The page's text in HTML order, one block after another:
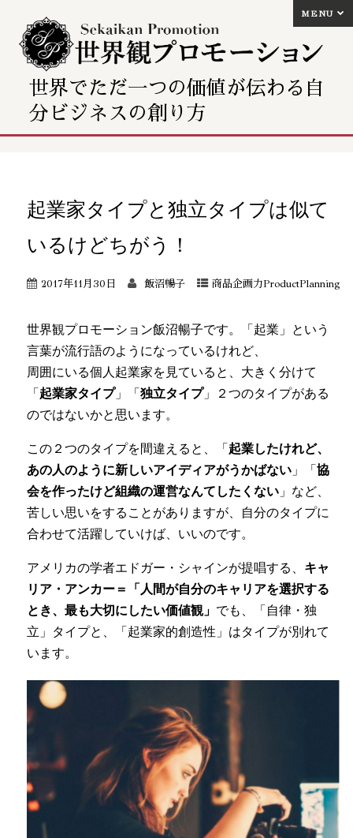
世界でただ一つの価値が伝わる自
分ビジネスの創り方
MENU
起業家タイプと独立タイプは似て
いるけどちがう！
2017年11月30日 飯沼暢子 商品企画力ProductPlanning
世界観プロモーション飯沼暢子です。「起業」という
言葉が流行語のようになっているけれど、
周囲にいる個人起業家を見ていると、大きく分けて
「 起業家タイプ」「 独立タイプ」２つのタイプがある
のではないかと思います。
この２つのタイプを間違えると、「 起業したけれど、
あの人のように新しいアイディアがうかばない」「 協
会を作ったけど組織の運営なんてしたくない」など、
苦しい思いをすることがありますが、自分のタイプに
合わせて活躍していけば、いいのです。
アメリカの学者エドガー・シャインが提唱する、 キャ
リア・アンカー＝「人間が自分のキャリアを選択する
とき、最も大切にしたい価値観」 でも、「自律・独
立」タイプと、「起業家的創造性」はタイプが別れて
います。